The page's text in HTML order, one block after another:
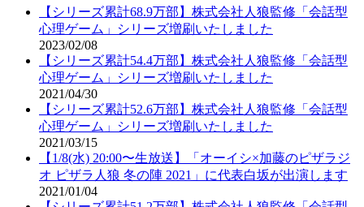
【シリーズ累計68.9万部】株式会社人狼監修「会話型
心理ゲーム」シリーズ増刷いたしました
2023/02/08
【シリーズ累計54.4万部】株式会社人狼監修「会話型
心理ゲーム」シリーズ増刷いたしました
2021/04/30
【シリーズ累計52.6万部】株式会社人狼監修「会話型
心理ゲーム」シリーズ増刷いたしました
2021/03/15
【1/8(水) 20:00〜生放送】「オーイシ×加藤のピザラジ
オ ピザラ人狼 冬の陣 2021」に代表白坂が出演します
2021/01/04